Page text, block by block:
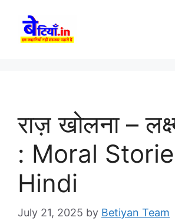
content
राज़ खोलना –
: Moral
Hindi
July 21, 2025 by Betiyan Team